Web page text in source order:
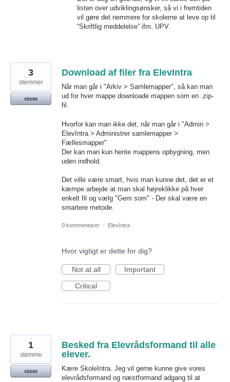
listen over udviklingsønsker, så vi i fremtiden
vil gøre det nemmere for skolerne at leve op til
“Skriftlig meddelelse” ifm. UPV.
Download af filer fra ElevIntra
Når man går i "Arkiv > Samlemapper", så kan man
ud for hver mappe downloade mappen som en .zip-
fil.
Hvorfor kan man ikke det, når man går i "Admin >
ElevIntra > Administrer samlemapper >
Fællesmapper"
Der kan man kun hente mappens opbygning, men
uden indhold.
Det ville være smart, hvis man kunne det, det er et
kæmpe arbejde at man skal højreklikke på hver
enkelt fil og vælg "Gem som" - Der skal være en
smartere metode.
3
stemmer
stem
0 kommentarer · ElevIntra
Hvor vigtigt er dette for dig?
Not at all
Important
Critical
Besked fra Elevrådsformand til alle
elever.
Kære SkoleIntra. Jeg vil gerne kunne give vores
elevrådsformand og næstformand adgang til at
1
stemme
stem